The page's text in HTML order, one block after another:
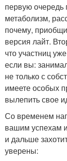
первую очередь
метаболизм,
почему,
версия лайт.
что участниц
если вы:
не только с
имеете особых
вылепить свое
Со временем
вашим успехам
и дальше
уверены: